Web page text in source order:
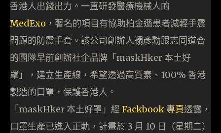
香港人出錢出力。一直研發醫療機械人的
MedExo ，著名的項目有協助柏金遜患者減輕手震
問題的防震手套。該公司創辦人禤彥勳跟志同道合
的團隊早前創辦社企品牌「maskHker 本土好
罩」，建立生產線，希望透過高質素、100% 香港
製造的口罩，保護香港人。
「maskHker 本土好罩」經 Fackbook 專頁透露，
口罩生產已進入正軌，計畫於 3 月 10 日（星期二）